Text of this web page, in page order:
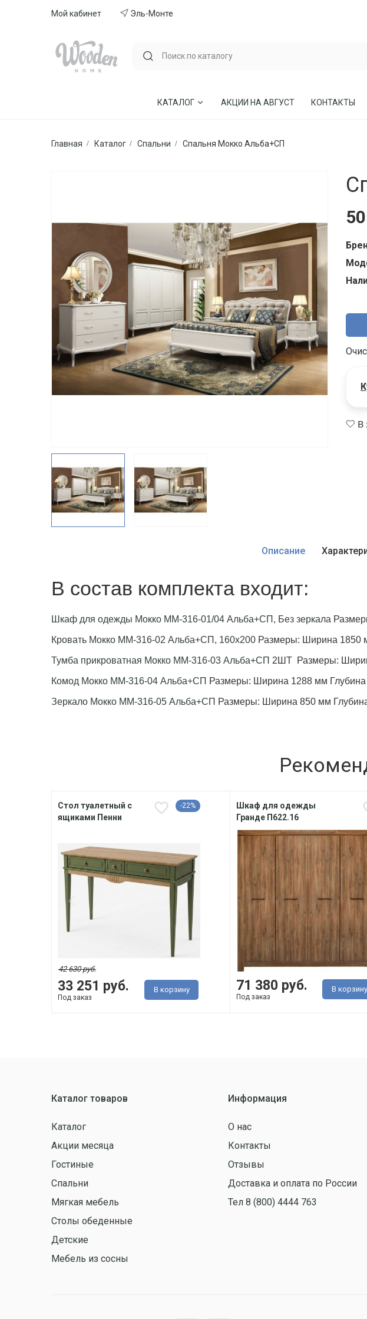
Мой кабинет Эль-Монте
КАТАЛОГ
СТОЛЫ ОБЕДЕННЫЕ ДЕТСКИЕ
АКЦИИ НА АВГУСТ КОНТАКТЫ
Главная Каталог Спальни Спальня Мокко Альба+СП
В
Описание
В состав комплекта входит:
Шкаф для одежды Мокко ММ-316-01/04 Альба+СП, Без зеркала
Кровать Мокко ММ-316-02 Альба+СП, 160х200 Размеры: Ширина 1850
Тумба прикроватная Мокко ММ-316-03 Альба+СП 2ШТ Размеры:
Комод Мокко ММ-316-04 Альба+СП Размеры: Ширина 1288 мм
Зеркало Мокко ММ-316-05 Альба+СП Размеры: Ширина 850 мм
Стол туалетный с
ящиками Пенни
-22%
33 251 руб.
42 630 руб.
Под заказ
В корзину
Шкаф для одежды
Гранде П622.16
71 380 руб.
Под заказ
В корзину
Каталог товаров
Каталог
Акции месяца
Гостиные
Спальни
Мягкая мебель
Столы обеденные
Детские
Мебель из сосны
Информация
О нас
Контакты
Отзывы
Доставка и оплата по России
Тел 8 (800) 4444 763